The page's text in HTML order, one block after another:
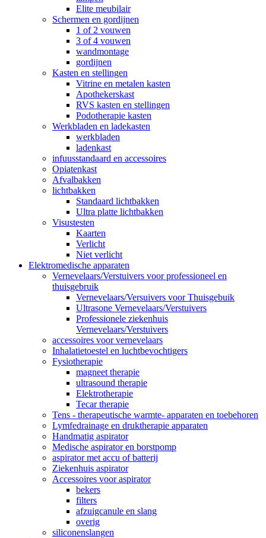
Elite meubilair
Schermen en gordijnen
1 of 2 vouwen
3 of 4 vouwen
wandmontage
gordijnen
Kasten en stellingen
Vitrine en metalen kasten
Apothekerskast
RVS kasten en stellingen
Podotherapie kasten
Werkbladen en ladekasten
werkbladen
ladenkast
infuusstandaard en accessoires
Opiatenkast
Afvalbakken
lichtbakken
Standaard lichtbakken
Ultra platte lichtbakken
Visustesten
Kaarten
Verlicht
Niet verlicht
Elektromedische apparaten
Vernevelaars/Verstuivers voor professioneel en
thuisgebruik
Vernevelaars/Versuivers voor Thuisgebuik
Ultrasone Vernevelaars/Verstuivers
Professionele ziekenhuis
Vernevelaars/Verstuivers
accessoires voor vernevelaars
Inhalatietoestel en luchtbevochtigers
Fysiotherapie
magneet therapie
ultrasound therapie
Elektrotherapie
Tecar therapie
Tens - therapeutische warmte- apparaten en toebehoren
Lymfedrainage en druktherapie apparaten
Handmatig aspirator
Medische aspirator en borstpomp
aspirator met accu of batterij
Ziekenhuis aspirator
Accessoires voor aspirator
bekers
filters
afzuigcanule en slang
overig
siliconenslangen